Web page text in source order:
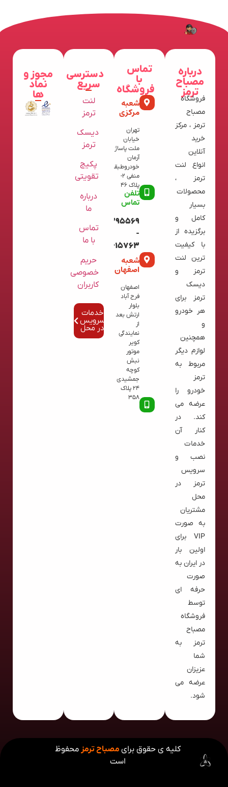
درباره
مصباح
ترمز
فروشگاه
مصباح
ترمز ، مرکز
خرید
آنلاین
انواع لنت
ترمز ،
محصولات
بسیار
کامل و
برگزیده از
با کیفیت
ترین لنت
ترمز و
دیسک
ترمز برای
هر خودرو
و
همچنین
لوازم دیگر
مربوط به
ترمز
خودرو را
عرضه می
کند. در
کنار آن
خدمات
نصب و
سرویس
ترمز در
محل
مشتریان
به صورت
VIP برای
اولین بار
در ایران به
صورت
حرفه ای
توسط
فروشگاه
مصباح
ترمز به
شما
عزیزان
عرضه می
شود.
تماس
با
فروشگاه
شعبه
مرکزی
تهران
خیابان
ملت پاساژ
آرمان
خودروطبقه
منفی 2-
پلاک 46
تلفن
تماس
09120395569
-
02136615763
شعبه
اصفهان
اصفهان
فرح آباد
بلوار
ارتش بعد
از
نمایندگی
کویر
موتور
نبش
کوچه
جمشیدی
24 پلاک
358
دسترسی
سریع
لنت
ترمز
دیسک
ترمز
پکیج
تقویتی
درباره
ما
تماس
با ما
حریم
خصوصی
کاربران
خدمات
سرویس
در محل
مجوز و
نماد
ها
کلیه ی حقوق برای مصباح ترمز محفوظ
است